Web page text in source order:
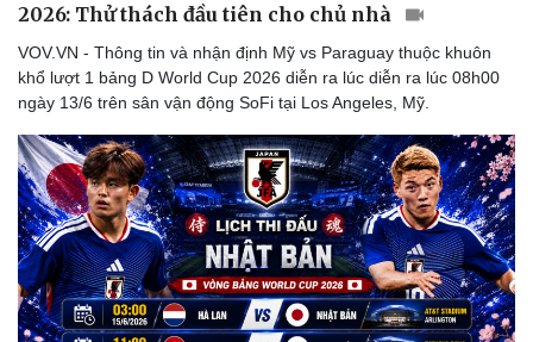
2026: Thử thách đầu tiên cho chủ nhà
VOV.VN - Thông tin và nhận định Mỹ vs Paraguay thuộc khuôn
khổ lượt 1 bảng D World Cup 2026 diễn ra lúc diễn ra lúc 08h00
ngày 13/6 trên sân vận động SoFi tại Los Angeles, Mỹ.